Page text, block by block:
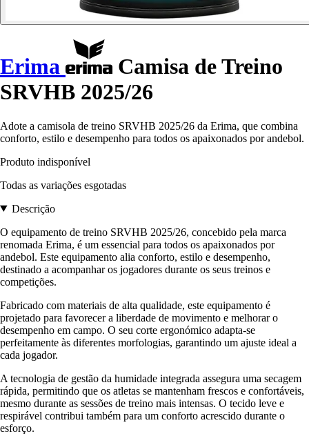
Erima
Camisa de Treino
SRVHB 2025/26
Adote a camisola de treino SRVHB 2025/26 da Erima, que combina
conforto, estilo e desempenho para todos os apaixonados por andebol.
Produto indisponível
Todas as variações esgotadas
Descrição
O equipamento de treino SRVHB 2025/26, concebido pela marca
renomada Erima, é um essencial para todos os apaixonados por
andebol. Este equipamento alia conforto, estilo e desempenho,
destinado a acompanhar os jogadores durante os seus treinos e
competições.
Fabricado com materiais de alta qualidade, este equipamento é
projetado para favorecer a liberdade de movimento e melhorar o
desempenho em campo. O seu corte ergonómico adapta-se
perfeitamente às diferentes morfologias, garantindo um ajuste ideal a
cada jogador.
A tecnologia de gestão da humidade integrada assegura uma secagem
rápida, permitindo que os atletas se mantenham frescos e confortáveis,
mesmo durante as sessões de treino mais intensas. O tecido leve e
respirável contribui também para um conforto acrescido durante o
esforço.